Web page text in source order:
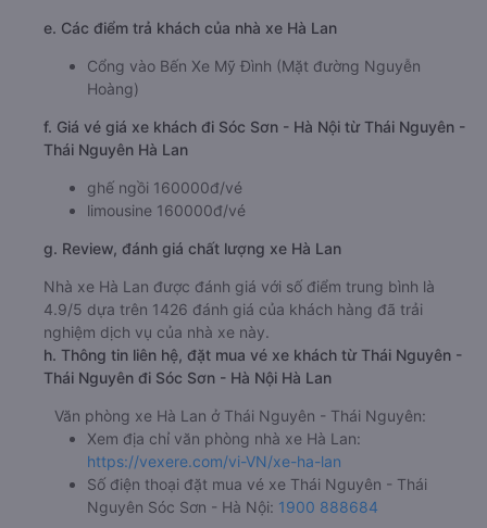
e. Các điểm trả khách của nhà xe Hà Lan
Cổng vào Bến Xe Mỹ Đình (Mặt đường Nguyễn
Hoàng)
f. Giá vé giá xe khách đi Sóc Sơn - Hà Nội từ Thái Nguyên -
Thái Nguyên Hà Lan
ghế ngồi 160000đ/vé
limousine 160000đ/vé
g. Review, đánh giá chất lượng xe Hà Lan
Nhà xe Hà Lan được đánh giá với số điểm trung bình là
4.9/5 dựa trên 1426 đánh giá của khách hàng đã trải
nghiệm dịch vụ của nhà xe này.
h. Thông tin liên hệ, đặt mua vé xe khách từ Thái Nguyên -
Thái Nguyên đi Sóc Sơn - Hà Nội Hà Lan
Văn phòng xe Hà Lan ở Thái Nguyên - Thái Nguyên:
Xem địa chỉ văn phòng nhà xe Hà Lan:
https://vexere.com/vi-VN/xe-ha-lan
Số điện thoại đặt mua vé xe Thái Nguyên - Thái
Nguyên Sóc Sơn - Hà Nội: 1900 888684